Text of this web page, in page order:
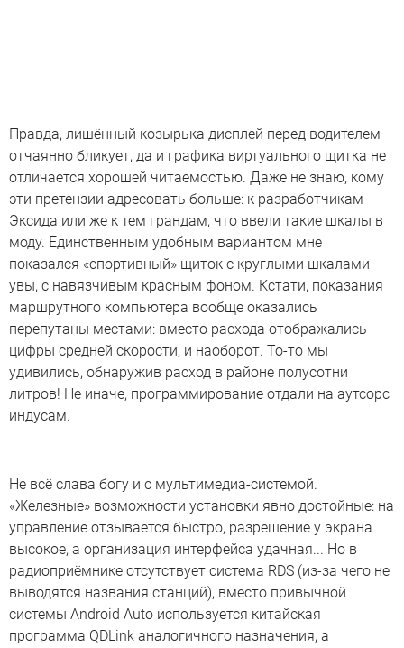
Правда, лишённый козырька дисплей перед водителем
отчаянно бликует, да и графика виртуального щитка не
отличается хорошей читаемостью. Даже не знаю, кому
эти претензии адресовать больше: к разработчикам
Эксида или же к тем грандам, что ввели такие шкалы в
моду. Единственным удобным вариантом мне
показался «спортивный» щиток с круглыми шкалами —
увы, с навязчивым красным фоном. Кстати, показания
маршрутного компьютера вообще оказались
перепутаны местами: вместо расхода отображались
цифры средней скорости, и наоборот. То-то мы
удивились, обнаружив расход в районе полусотни
литров! Не иначе, программирование отдали на аутсорс
индусам.
Не всё слава богу и с мультимедиа-системой.
«Железные» возможности установки явно достойные: на
управление отзывается быстро, разрешение у экрана
высокое, а организация интерфейса удачная... Но в
радиоприёмнике отсутствует система RDS (из-за чего не
выводятся названия станций), вместо привычной
системы Android Auto используется китайская
программа QDLink аналогичного назначения, а